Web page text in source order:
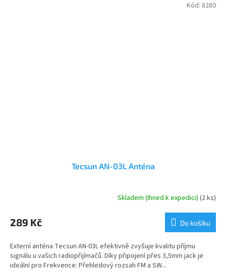
Tecsun AN-03L Anténa
produktu
je
z
5
hvězdiček.
Skladem (Ihned k expedici)(2 ks)
289 Kč Do košíku
Externí anténa Tecsun AN-03L efektivně zvyšuje kvalitu příjmu
signálu u vašich radiopřijímačů. Díky připojení přes 3,5mm jack je
ideální pro Frekvence: Přehledový rozsah FM a SW...
Kód: 8280